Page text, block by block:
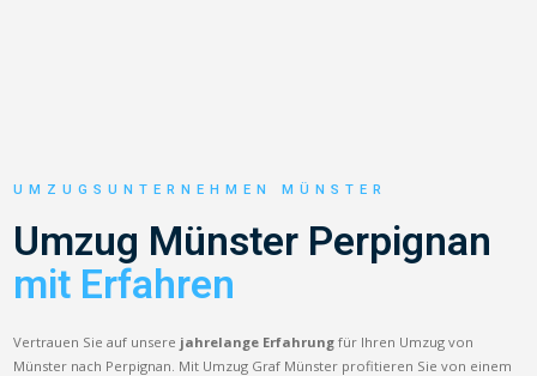
UMZUGSUNTERNEHMEN MÜNSTER
Umzug Münster Perpignan
mit Erfahren
Vertrauen Sie auf unsere jahrelange Erfahrung für Ihren Umzug von
Münster nach Perpignan. Mit Umzug Graf Münster profitieren Sie von einem